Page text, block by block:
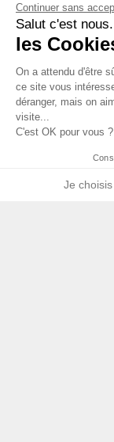
Continuer sans
Salut c'est
les
On a attendu d'être
ce site vous
déranger, mais on
visite...
C'est OK pour vous ?
Je choisis